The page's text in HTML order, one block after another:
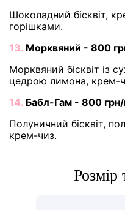
Шоколадний бісквіт,
горішками.
13. Морквяний - 800
Морквяний бісквіт із
цедрою лимона, крем-
14. Бабл-Гам - 800 грн/
Полуничний бісквіт,
крем-чиз.
Розмір